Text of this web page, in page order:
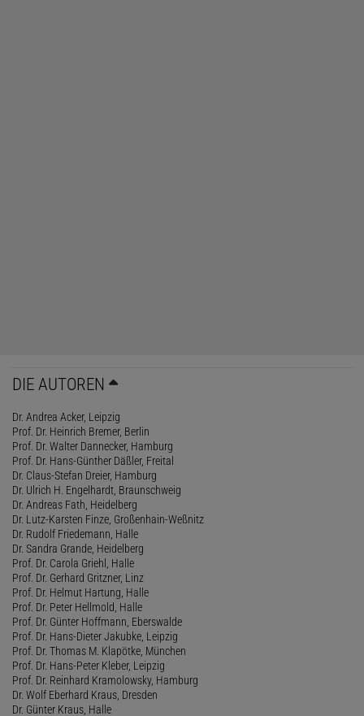
DIE AUTOREN
Dr. Andrea Acker, Leipzig
Prof. Dr. Heinrich Bremer, Berlin
Prof. Dr. Walter Dannecker, Hamburg
Prof. Dr. Hans-Günther Däßler, Freital
Dr. Claus-Stefan Dreier, Hamburg
Dr. Ulrich H. Engelhardt, Braunschweig
Dr. Andreas Fath, Heidelberg
Dr. Lutz-Karsten Finze, Großenhain-Weßnitz
Dr. Rudolf Friedemann, Halle
Dr. Sandra Grande, Heidelberg
Prof. Dr. Carola Griehl, Halle
Prof. Dr. Gerhard Gritzner, Linz
Prof. Dr. Helmut Hartung, Halle
Prof. Dr. Peter Hellmold, Halle
Prof. Dr. Günter Hoffmann, Eberswalde
Prof. Dr. Hans-Dieter Jakubke, Leipzig
Prof. Dr. Thomas M. Klapötke, München
Prof. Dr. Hans-Peter Kleber, Leipzig
Prof. Dr. Reinhard Kramolowsky, Hamburg
Dr. Wolf Eberhard Kraus, Dresden
Dr. Günter Kraus, Halle